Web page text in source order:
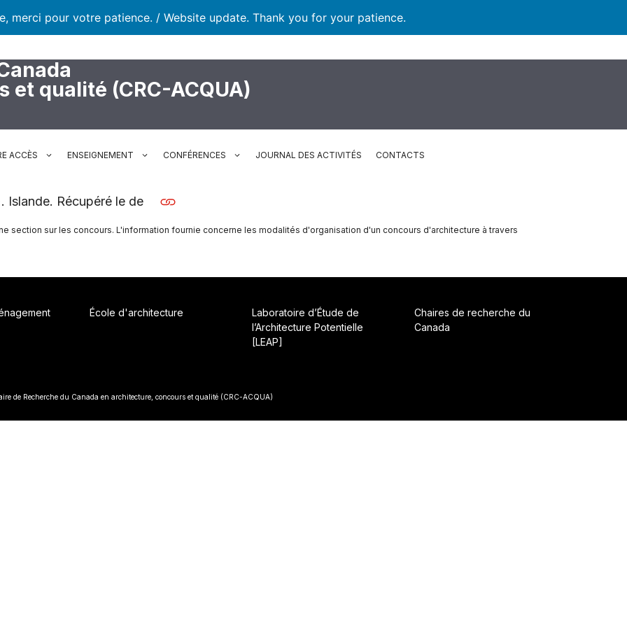
merci pour votre patience. / Website update. Thank you for your patience.
qualité (CRC-ACQUA)
ACCÈS ENSEIGNEMENT CONFÉRENCES JOURNAL DES ACTIVITÉS CONTACTS
Islande. Récupéré le de
section sur les concours. L'information fournie concerne les modalités d'organisation d'un concours d'architecture à travers
École d'architecture
Laboratoire d’Étude de
l’Architecture Potentielle
[LEAP]
Chaires de recherche du
Canada
de Recherche du Canada en architecture, concours et qualité (CRC-ACQUA)